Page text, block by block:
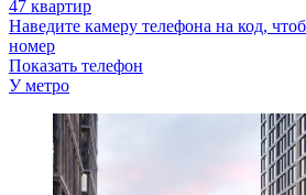
47 квартир
Наведите камеру телефона на код,
номер
Показать телефон
У метро